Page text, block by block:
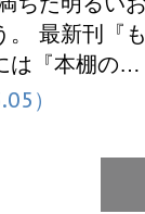
。 最新刊『
は『本棚の…
）